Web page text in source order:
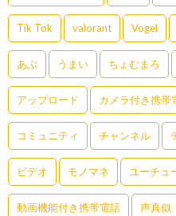
Tik Tok valorant Vogel
あぶ うまい ちょむまろ
アップロード カメラ付き携帯
コミュニティ チャンネル
ビデオ モノマネ ユーチュ
動画機能付き携帯電話 声真似